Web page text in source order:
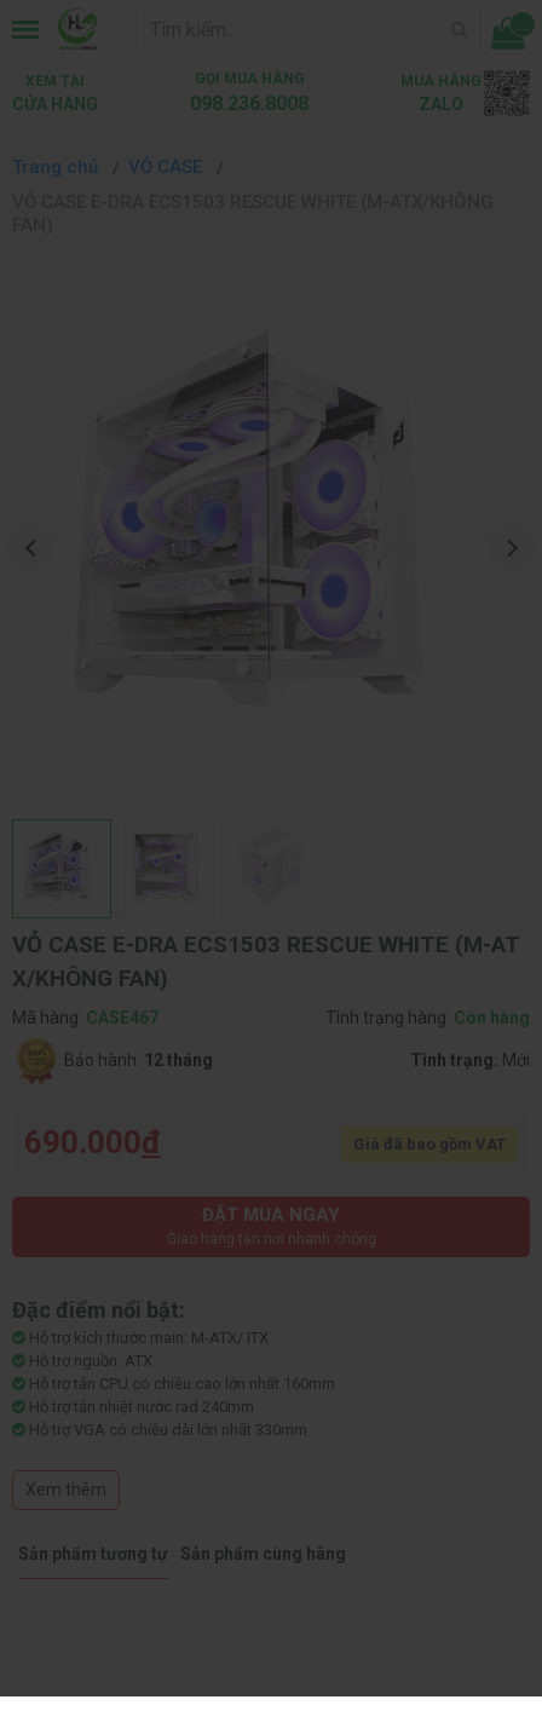
...
XEM TẠI
CỬA HÀNG
GỌI MUA HÀNG
098.236.8008
MUA HÀNG
ZALO
Trang chủ
VỎ CASE
VỎ CASE E-DRA ECS1503 RESCUE WHITE (M-AT
X/KHÔNG FAN)
Mã hàng: CASE467 Tình trạng hàng: Còn hàng
Bảo hành: 12 tháng Tình trạng: Mới
690.000đ Giá đã bao gồm VAT
ĐẶT MUA NGAY
Giao hàng tận nơi nhanh chóng
Đặc điểm nổi bật:
Hỗ trợ kích thước main: M-ATX/ ITX
Hỗ trợ nguồn: ATX
Hỗ trợ tản CPU có chiều cao lớn nhất 160mm
Hỗ trợ tản nhiệt nước rad 240mm
Hỗ trợ VGA có chiều dài lớn nhất 330mm
Hỗ trợ 7 quạt 120mm (2 nóc, 1 sau, 2 dưới, 2 mặt main)
Mặt kính cường lực dày 3mm
Kích thước đóng hộp: 424x329x414mm
Cân nặng: 3kg, cả hộp 3.5kg
Xem thêm
Sản phẩm tương tự Sản phẩm cùng hãng